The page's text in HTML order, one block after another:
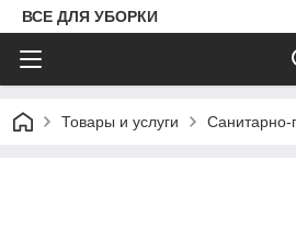
ВСЕ ДЛЯ УБОРКИ
Товары и услуги Санитарно-